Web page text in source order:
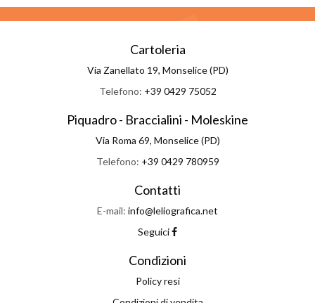
Cartoleria
Via Zanellato 19, Monselice (PD)
Telefono: +39 0429 75052
Piquadro - Braccialini - Moleskine
Via Roma 69, Monselice (PD)
Telefono: +39 0429 780959
Contatti
E-mail: info@leliografica.net
Seguici
Condizioni
Policy resi